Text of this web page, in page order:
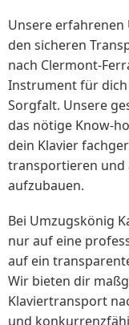
Unsere
den sicheren
nach Clermont-
Instrument für
Sorgfalt. Unsere
das nötige Know-
dein Klavier
transportieren und
aufzubauen.
Bei Umzugskönig
nur auf eine
auf ein
Wir bieten dir
Klaviertransport
und